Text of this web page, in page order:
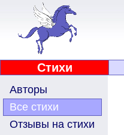
Стихи
Авторы
Все стихи
Отзывы на стихи